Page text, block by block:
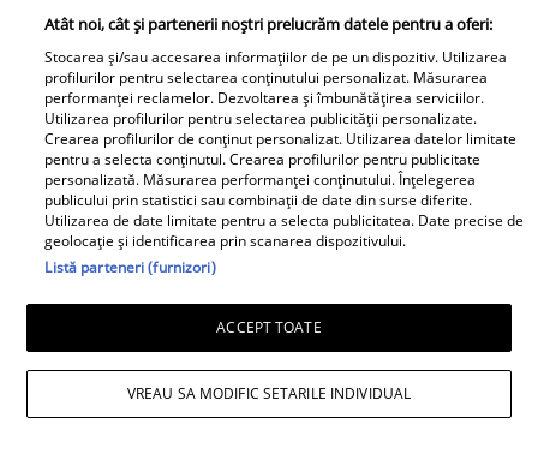
E BREAKING NEWS-UL
lunii în politica
românească,
doamnelor,
domnilor! Astăzi, Sorin
Grindeanu a făcut
ANUNȚUL pe care nici
colegii lui nu se
mondenă! DESPĂRȚIRE
cu scântei în showbiz-ul
românesc! Îndrăgita
noastră vedetă a
recunoscut TOT, dar
tooot: „Mă abțin să nu-i
scriu. Am făcut
scandal!” Ce s-a
Atât noi, cât și partenerii noștri prelucrăm datele pentru a oferi:
Stocarea și/sau accesarea informațiilor de pe un dispozitiv. Utilizarea
profilurilor pentru selectarea conținutului personalizat. Măsurarea
performanței reclamelor. Dezvoltarea și îmbunătățirea serviciilor.
Utilizarea profilurilor pentru selectarea publicității personalizate.
Crearea profilurilor de conținut personalizat. Utilizarea datelor limitate
pentru a selecta conținutul. Crearea profilurilor pentru publicitate
personalizată. Măsurarea performanței conținutului. Înțelegerea
publicului prin statistici sau combinații de date din surse diferite.
Utilizarea de date limitate pentru a selecta publicitatea. Date precise de
geolocație și identificarea prin scanarea dispozitivului.
Listă parteneri (furnizori)
ACCEPT TOATE
VREAU SA MODIFIC SETARILE INDIVIDUAL